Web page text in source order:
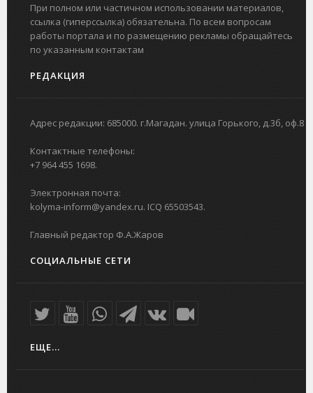
При полном или частичном использовании материалов,
ссылка (гиперссылка) обязательна. По всем вопросам
работы портала и по размещению рекламы обращайтесь
по указанным контактам
РЕДАКЦИЯ
Адрес редакции: 685000. г.Магадан. улица Горького, д.3б, оф.8
Контактные телефоны:
+7 964 455 1698.
Электронная почта:
kolyma-inform@yandex.ru. ICQ 65503543.
Главный редактор Ф.А.Жаров
СОЦИАЛЬНЫЕ СЕТИ
ЕЩЕ...